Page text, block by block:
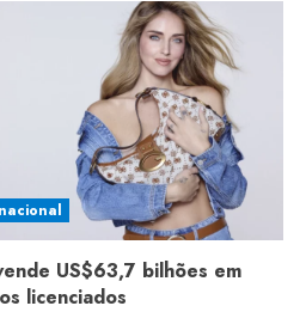
US$63,7 bilhões em
licenciados